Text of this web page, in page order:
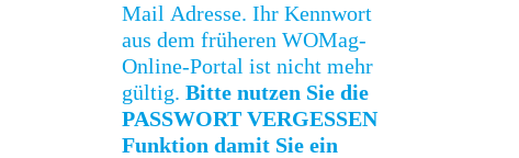
Mail Adresse. Ihr Kennwort
aus dem früheren WOMag-
Online-Portal ist nicht mehr
gültig. Bitte nutzen Sie die
PASSWORT VERGESSEN
Funktion damit Sie ein